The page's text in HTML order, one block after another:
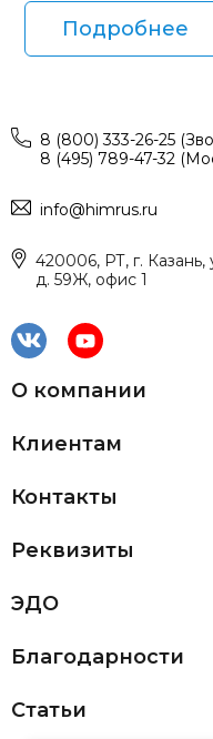
Подробнее
8 (800) 333-26-25
8 (495) 789-47-32
info@himrus.ru
420006, РТ, г. Казань,
д. 59Ж, офис 1
О компании
Клиентам
Контакты
Реквизиты
ЭДО
Благодарности
Статьи